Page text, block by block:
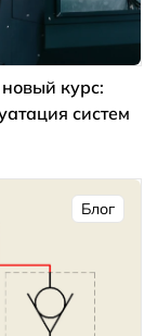
курс:
систем
Блог